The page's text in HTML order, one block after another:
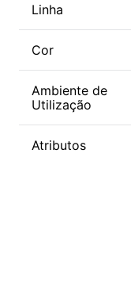
Linha
Cor
Ambiente de
Utilização
Atributos